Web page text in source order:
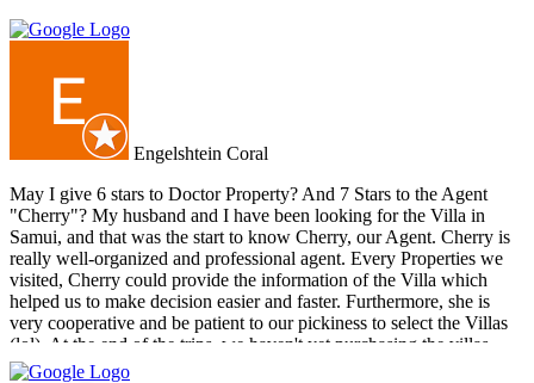
Engelshtein Coral
May I give 6 stars to Doctor Property? And 7 Stars to the Agent
"Cherry"? My husband and I have been looking for the Villa in
Samui, and that was the start to know Cherry, our Agent. Cherry is
really well-organized and professional agent. Every Properties we
visited, Cherry could provide the information of the Villa which
helped us to make decision easier and faster. Furthermore, she is
very cooperative and be patient to our pickiness to select the Villas
(lol). At the end of the trips, we haven't yet purchasing the villas
from Cherry and Doctor Property. However, I get to know a new